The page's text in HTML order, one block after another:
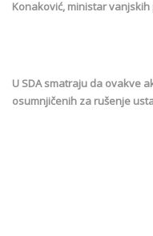
Konaković, ministar vanjskih
U SDA smatraju da ovakve
osumnjičenih za rušenje